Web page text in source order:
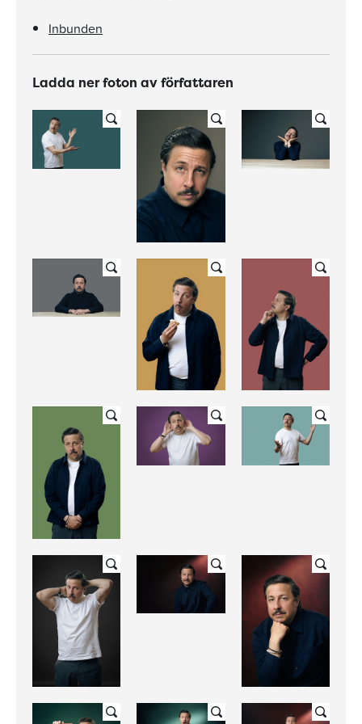
Inbunden
Ladda ner foton av författaren